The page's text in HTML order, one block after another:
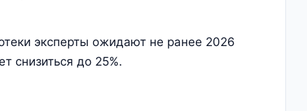
эксперты ожидают не ранее 2026
снизиться до 25%.